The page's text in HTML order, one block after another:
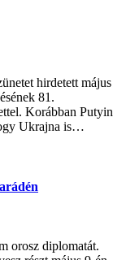
hirdetett május
81.
Korábban Putyin
Ukrajna is…
orosz diplomatát.